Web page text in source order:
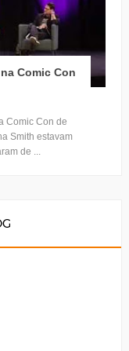
Comic Con
Comic Con de
Smith estavam
de ...